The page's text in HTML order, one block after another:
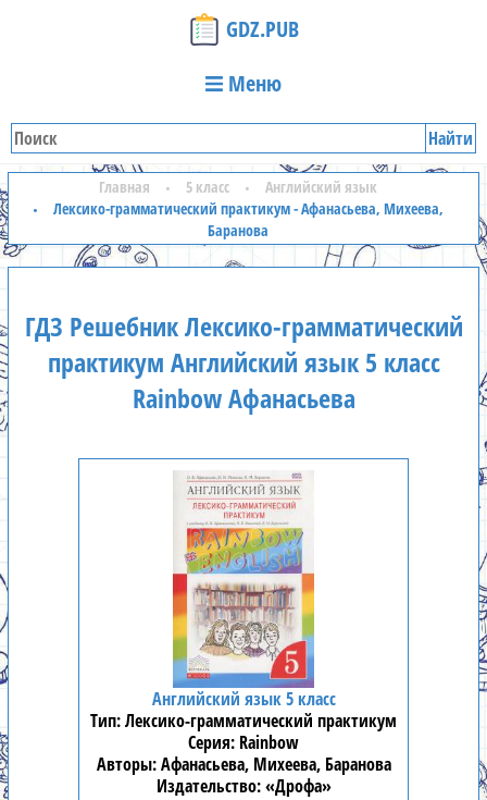
GDZ.PUB
Меню
Найти
Главная 5 класс
Английский язык
Лексико-грамматический практикум - Афанасьева, Михеева,
Баранова
ГДЗ Решебник Лексико-грамматический
практикум Английский язык 5 класс
Rainbow Афанасьева
Английский язык 5 класс
Лексико-грамматический практикум
Rainbow
Афанасьева, Михеева, Баранова
«Дрофа»